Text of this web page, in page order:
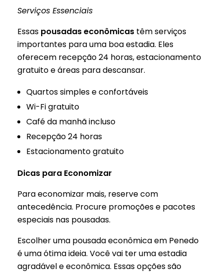
Serviços Essenciais
Essas pousadas econômicas têm serviços
importantes para uma boa estadia. Eles
oferecem recepção 24 horas, estacionamento
gratuito e áreas para descansar.
Quartos simples e confortáveis
Wi-Fi gratuito
Café da manhã incluso
Recepção 24 horas
Estacionamento gratuito
Dicas para Economizar
Para economizar mais, reserve com
antecedência. Procure promoções e pacotes
especiais nas pousadas.
Escolher uma pousada econômica em Penedo
é uma ótima ideia. Você vai ter uma estadia
agradável e econômica. Essas opções são